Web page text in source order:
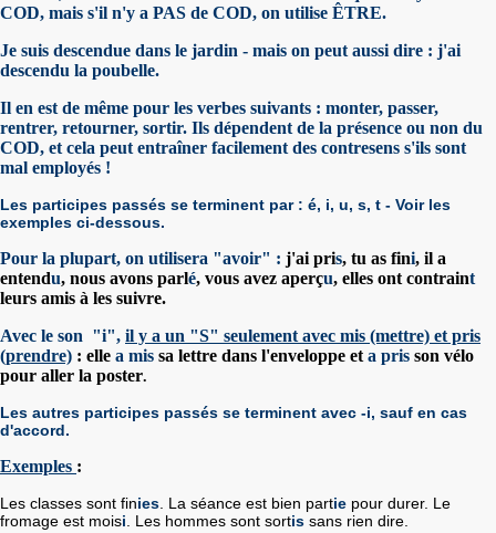
COD, mais s'il n'y a PAS de COD, on utilise ÊTRE.
Je suis descendue dans le jardin - mais on peut aussi dire : j'ai
descendu la poubelle.
Il en est de même pour les verbes suivants : monter, passer,
rentrer, retourner, sortir. Ils dépendent de la présence ou non du
COD, et cela peut entraîner facilement des contresens s'ils sont
mal employés !
Les participes passés se terminent par : é, i, u, s, t - Voir les
exemples ci-dessous.
Pour la plupart, on utilisera "avoir" : j'ai pris, tu as fini, il a
entendu, nous avons parlé, vous avez aperçu, elles ont contraint
leurs amis à les suivre.
Avec le son "i", il y a un "S" seulement avec mis (mettre) et pris
(prendre) : elle a mis sa lettre dans l'enveloppe et a pris son vélo
pour aller la poster.
Les autres participes passés se terminent avec -i, sauf en cas
d'accord.
Exemples :
Les classes sont finies . La séance est bien partie pour durer. Le
fromage est moisi . Les hommes sont sortis sans rien dire.